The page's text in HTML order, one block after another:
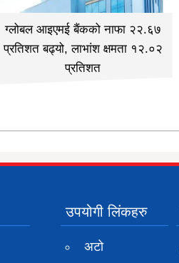
ग्लोबल आइएमई बैंकको नाफा २२.६७
प्रतिशत बढ्यो, लाभांश क्षमता १२.०२
प्रतिशत
उपयोगी लिंकहरु
अटो